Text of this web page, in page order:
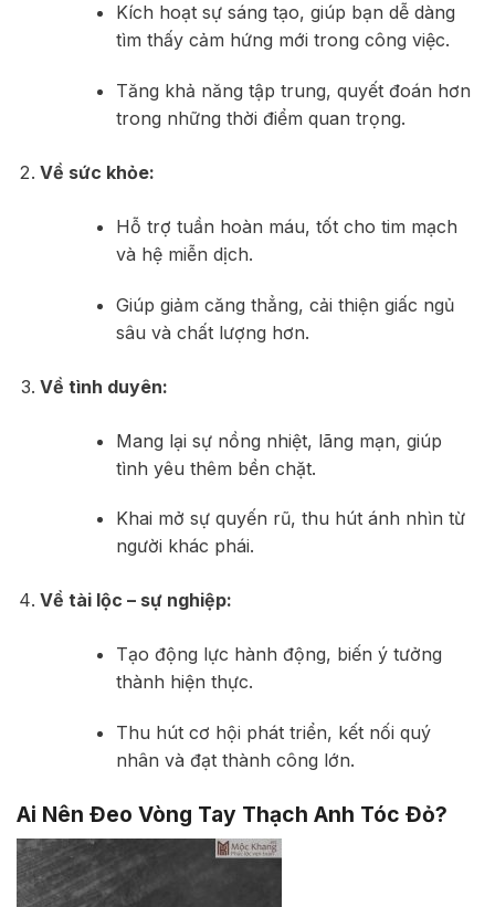
Kích hoạt sự sáng tạo, giúp bạn dễ dàng
tìm thấy cảm hứng mới trong công việc.
Tăng khả năng tập trung, quyết đoán hơn
trong những thời điểm quan trọng.
Về sức khỏe:
Hỗ trợ tuần hoàn máu, tốt cho tim mạch
và hệ miễn dịch.
Giúp giảm căng thẳng, cải thiện giấc ngủ
sâu và chất lượng hơn.
Về tình duyên:
Mang lại sự nồng nhiệt, lãng mạn, giúp
tình yêu thêm bền chặt.
Khai mở sự quyến rũ, thu hút ánh nhìn từ
người khác phái.
Về tài lộc – sự nghiệp:
Tạo động lực hành động, biến ý tưởng
thành hiện thực.
Thu hút cơ hội phát triển, kết nối quý
nhân và đạt thành công lớn.
Ai Nên Đeo Vòng Tay Thạch Anh Tóc Đỏ?